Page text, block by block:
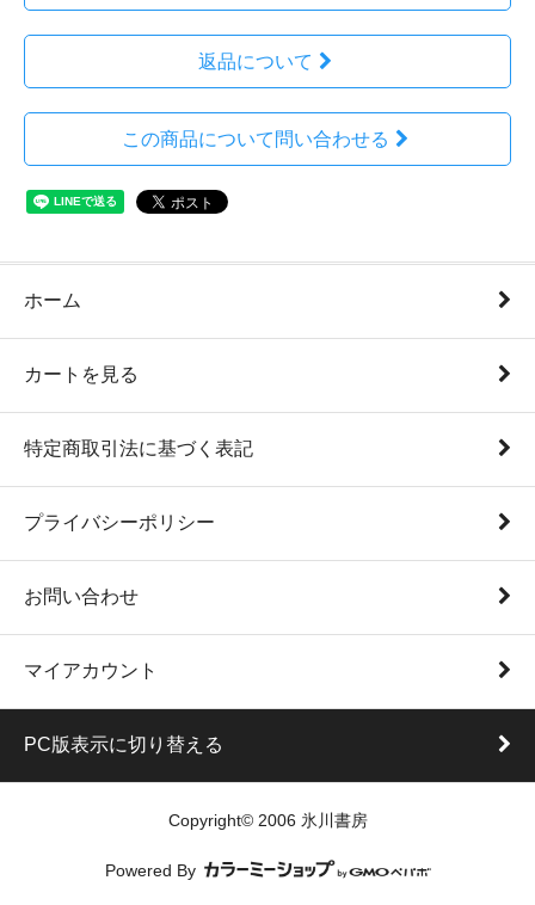
返品について
この商品について問い合わせる
ホーム
カートを見る
特定商取引法に基づく表記
プライバシーポリシー
お問い合わせ
マイアカウント
PC版表示に切り替える
Copyright© 2006 氷川書房
Powered By